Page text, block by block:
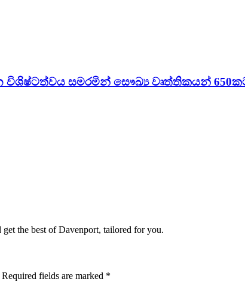
විශිෂ්ටත්වය සමරමින් සෞඛ්‍ය වෘත්තිකයන්
the best of Davenport, tailored for you.
Required fields are marked *